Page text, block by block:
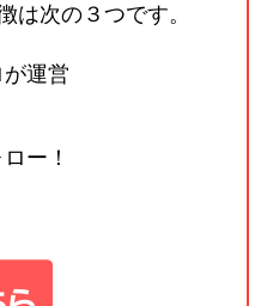
は次の３つです。
運営
ー！